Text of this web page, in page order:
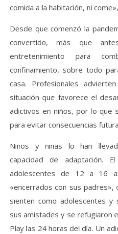
comida a la habitación, ni
Desde que comenzó la
convertido, más que
entretenimiento para
confinamiento, sobre todo
casa. Profesionales
situación que favorece el
adictivos en niños, por lo que
para evitar consecuencias
Niños y niñas lo han
capacidad de adaptación.
adolescentes de 12 a 16
«encerrados con sus padres»,
sienten como adolescentes y
sus amistades y se refugiaron
Play las 24 horas del día. Un